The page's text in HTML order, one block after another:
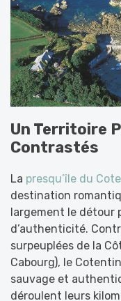
Un Territoire
Contrastés
La presqu’île du
destination
largement le détour
d’authenticité.
surpeuplées de la
Cabourg), le
sauvage et
déroulent leurs